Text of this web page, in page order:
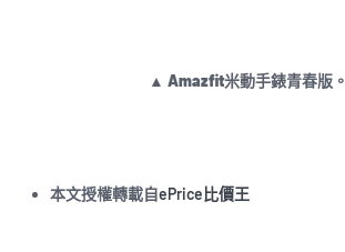
▲ Amazfit米動手錶青春版。
本文授權轉載自ePrice比價王